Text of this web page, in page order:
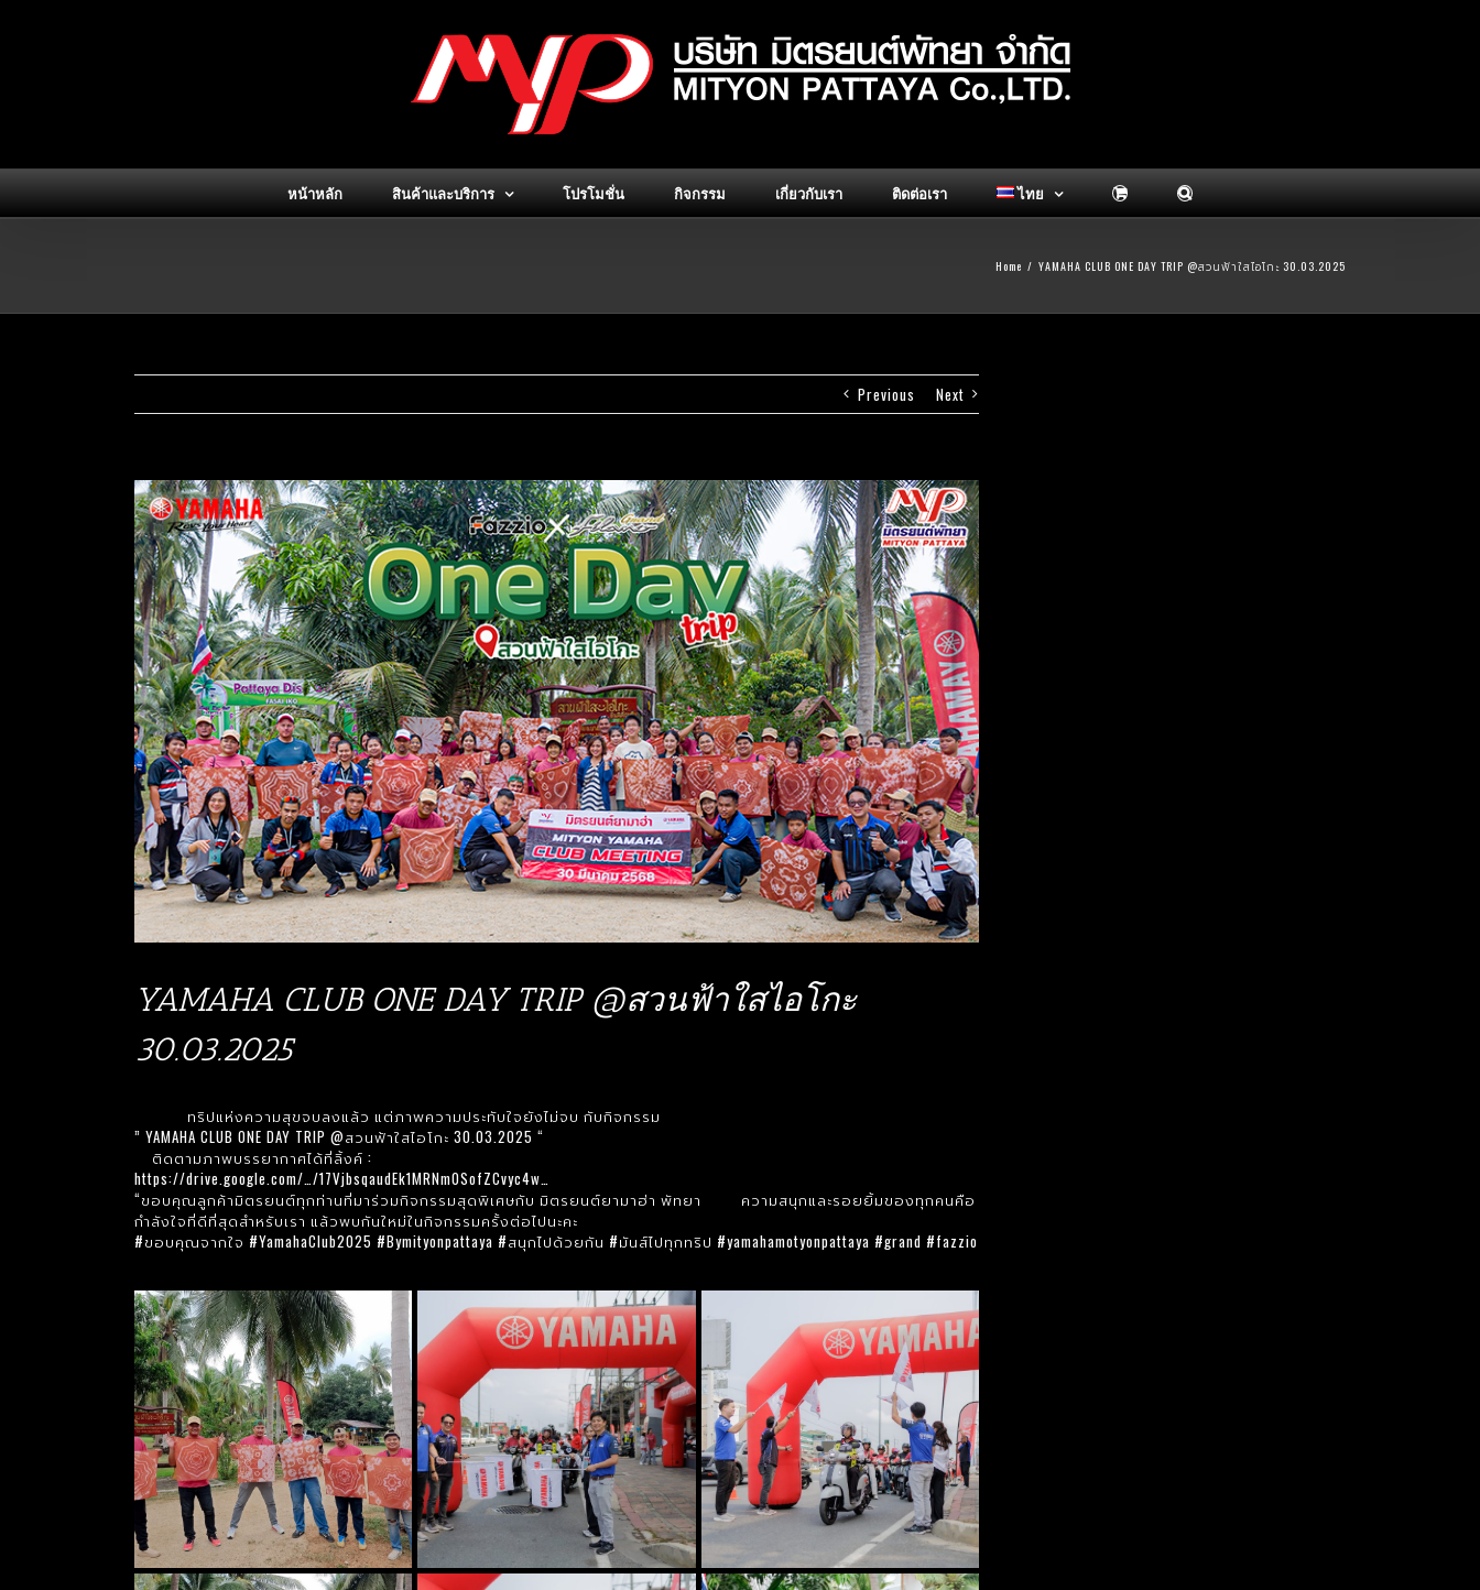
หน้าหลัก สินค้าและบริการ โปรโมชั่น กิจกรรม เกี่ยวกับเรา ติดต่อเรา ไทย
Home / YAMAHA CLUB ONE DAY TRIP @สวนฟ้าใสไอโกะ 30.03.2025
Previous Next
YAMAHA CLUB ONE DAY TRIP @สวนฟ้าใสไอโกะ
30.03.2025
ทริปแห่งความสุขจบลงแล้ว แต่ภาพความประทับใจยังไม่จบ กับกิจกรรม
” YAMAHA CLUB ONE DAY TRIP @สวนฟ้าใสไอโกะ 30.03.2025 “
ติดตามภาพบรรยากาศได้ที่ลิ้งค์ :
https://drive.google.com/…/17VjbsqaudEk1MRNm0SofZCvyc4w…
“ขอบคุณลูกค้ามิตรยนต์ทุกท่านที่มาร่วมกิจกรรมสุดพิเศษกับ มิตรยนต์ยามาฮ่า พัทยา
ความสนุกและรอยยิ้มของทุกคนคือ
กำลังใจที่ดีที่สุดสำหรับเรา แล้วพบกันใหม่ในกิจกรรมครั้งต่อไปนะคะ
#ขอบคุณจากใจ #YamahaClub2025 #Bymityonpattaya #สนุกไปด้วยกัน #มันส์ไปทุกทริป #yamahamotyonpattaya #grand #fazzio